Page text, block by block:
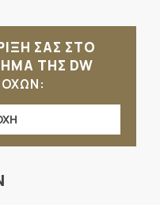
ΣΑΣ ΣΤΟ
ΤΗΣ DW